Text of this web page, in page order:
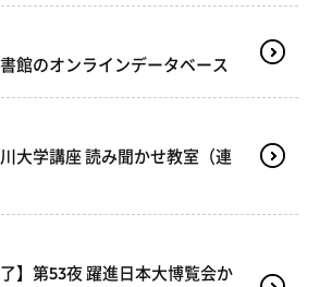
館のオンラインデータベース
大学講座 読み聞かせ教室（連
】第53夜 躍進日本大博覧会か